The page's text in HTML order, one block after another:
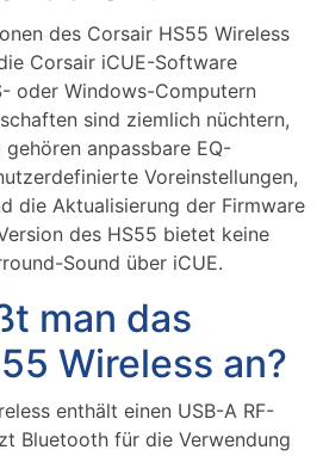
des Corsair HS55 Wireless
Corsair iCUE-Software
oder Windows-Computern
sind ziemlich nüchtern,
anpassbare EQ-
Voreinstellungen,
die Aktualisierung der Firmware
des HS55 bietet keine
Sound über iCUE.
man das
Wireless an?
enthält einen USB-A RF-
Bluetooth für die Verwendung